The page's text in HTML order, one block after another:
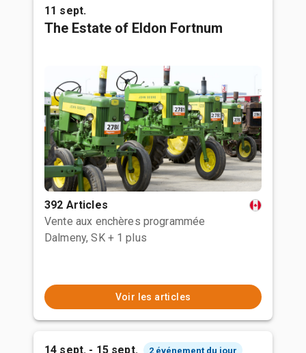
11 sept.
The Estate of Eldon Fortnum
392 Articles
Vente aux enchères programmée
Dalmeny, SK + 1 plus
Voir les articles
14 sept. - 15 sept. 2 événement du jour